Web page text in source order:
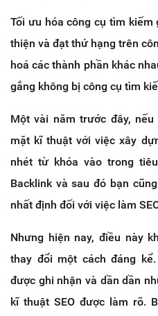
Tối ưu hóa công cụ tìm
thiện và đạt thứ hạng trên
hoá các thành phần khác
gắng không bị công cụ tìm
Một vài năm trước đây,
mặt kĩ thuật với việc xây
nhét từ khóa vào trong
Backlink và sau đó bạn
nhất định đối với việc làm
Nhưng hiện nay, điều này
thay đổi một cách đáng
được ghi nhận và dần dần
kĩ thuật SEO được làm rõ.